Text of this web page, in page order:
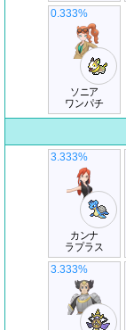
ソニア
ワンパチ
0.333%
カンナ
ラプラス
3.333%
3.333%